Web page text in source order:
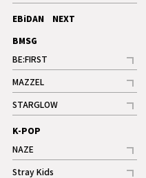
記事
EBiDAN NEXT
BMSG
BE:FIRST
記事
ギャラリー
MAZZEL
記事
ギャラリー
STARGLOW
記事
K-POP
NAZE
記事
Stray Kids